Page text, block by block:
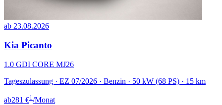
ab 23.08.2026
Kia Picanto
1.0 GDI CORE MJ26
Tageszulassung · EZ 07/2026 · Benzin · 50 kW (68 PS) · 15 km
ab281 €1 /Monat